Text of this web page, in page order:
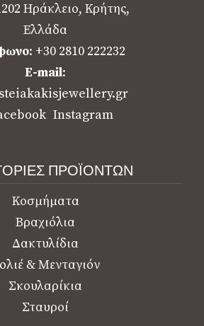
Ηράκλειο, Κρήτης,
Ελλάδα
: +30 2810 222232
E-mail:
Instagram
ΠΡΟΪΟΝΤΩΝ
Κοσμήματα
Βραχιόλια
Δακτυλίδια
& Μενταγιόν
Σκουλαρίκια
Σταυροί